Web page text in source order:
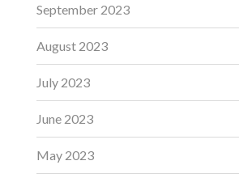
September 2023
August 2023
July 2023
June 2023
May 2023